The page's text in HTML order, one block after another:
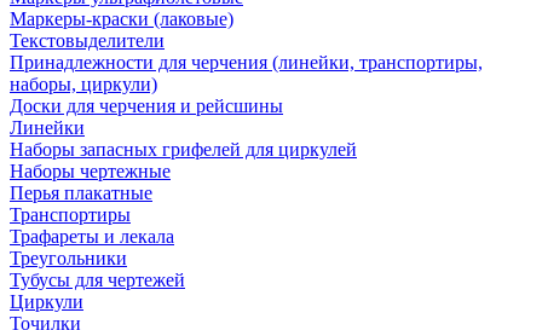
Маркеры-краски (лаковые)
Текстовыделители
Принадлежности для черчения (линейки, транспортиры,
наборы, циркули)
Доски для черчения и рейсшины
Линейки
Наборы запасных грифелей для циркулей
Наборы чертежные
Перья плакатные
Транспортиры
Трафареты и лекала
Треугольники
Тубусы для чертежей
Циркули
Точилки